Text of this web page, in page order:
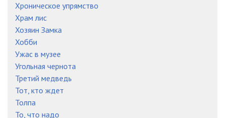
Хроническое упрямство
Храм лис
Хозяин Замка
Хобби
Ужас в музее
Угольная чернота
Третий медведь
Тот, кто ждет
Толпа
То, что надо